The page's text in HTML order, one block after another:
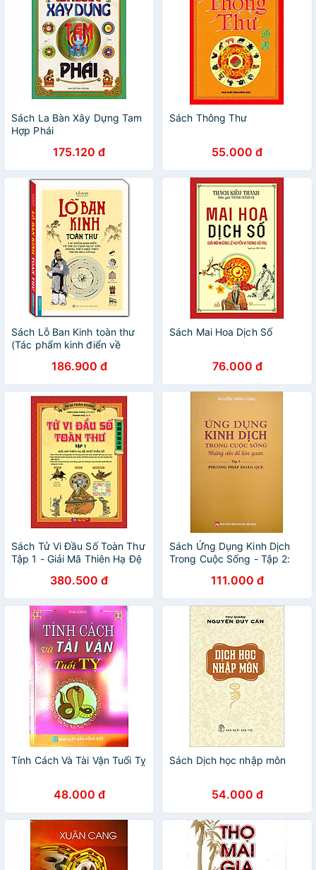
Sách La Bàn Xây Dựng Tam
Hợp Phái
175.120 đ
Sách Thông Thư
55.000 đ
Sách Lỗ Ban Kinh toàn thư
(Tác phẩm kinh điển về
thuỷ kiến trúc Trung Hoa cổ
đại)(bìa cứng)
186.900 đ
Sách Mai Hoa Dịch Số
76.000 đ
Sách Tử Vi Đầu Số Toàn Thư
Tập 1 - Giải Mã Thiên Hạ Đệ
380.500 đ
Sách Ứng Dụng Kinh Dịch
Trong Cuộc Sống - Tập 2:
111.000 đ
Tính Cách Và Tài Vận Tuổi Tỵ
48.000 đ
Sách Dịch học nhập môn
54.000 đ